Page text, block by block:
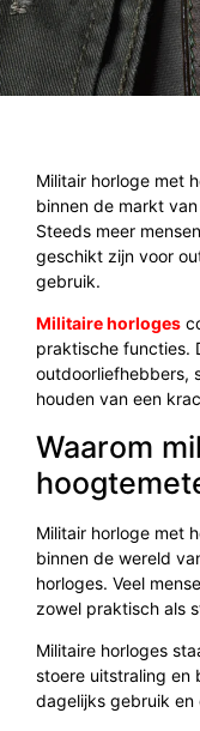
Militair horloge met
binnen de markt
Steeds meer
geschikt zijn voor
gebruik.
Militaire horloges
praktische functies.
outdoorliefhebbers,
houden van een
Waarom
Militair horloge met
binnen de wereld
horloges. Veel
zowel praktisch als
Militaire horloges
stoere uitstraling en
dagelijks gebruik